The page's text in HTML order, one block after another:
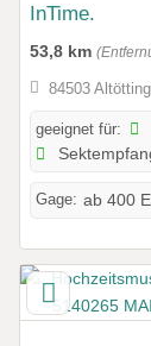
InTime.
53,8 km
84503
geeignet für:
Gage: ab 400